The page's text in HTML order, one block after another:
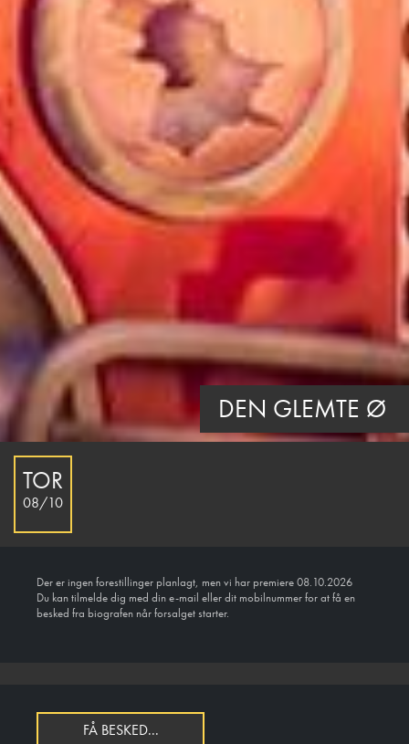
DEN GLEMTE Ø
TOR
08/10
Der er ingen forestillinger planlagt, men vi har premiere 08.10.2026
Du kan tilmelde dig med din e-mail eller dit mobilnummer for at få en
besked fra biografen når forsalget starter.
FÅ BESKED...